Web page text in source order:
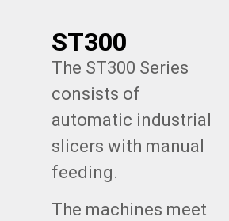
ST300
The ST300 Series
consists of
automatic industrial
slicers with manual
feeding.
The machines meet